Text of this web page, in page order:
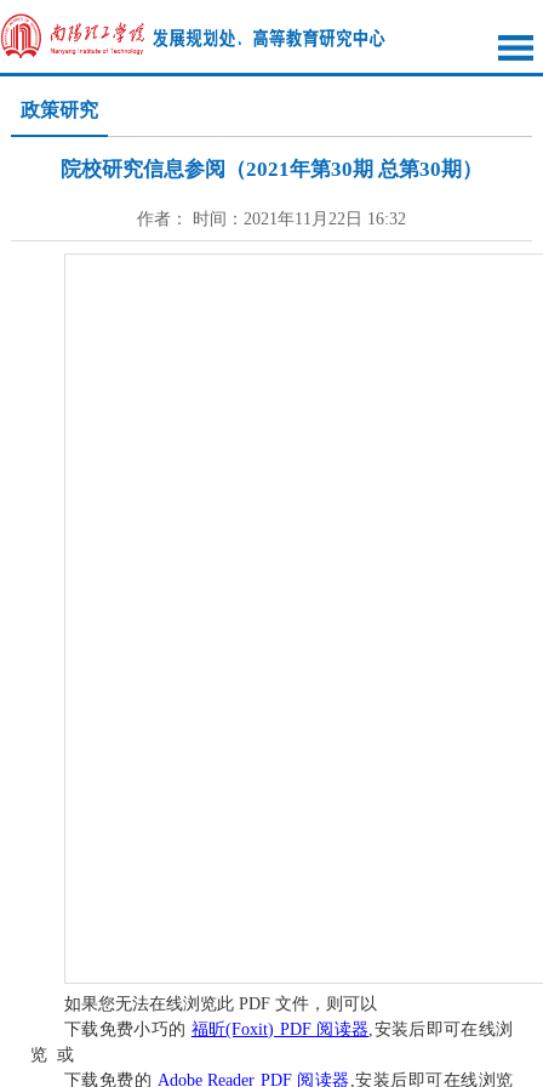
政策研究
院校研究信息参阅（2021年第30期 总第30期）
作者： 时间：2021年11月22日 16:32
如果您无法在线浏览此 PDF 文件，则可以
下载免费小巧的 福昕(Foxit) PDF 阅读器,安装后即可在线浏
览 或
下载免费的 Adobe Reader PDF 阅读器 ,安装后即可在线浏览